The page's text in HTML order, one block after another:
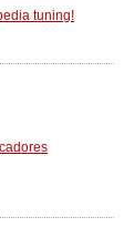
tuning!